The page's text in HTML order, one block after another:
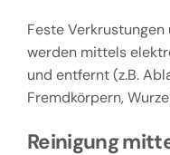
Feste
werden mittels
und entfernt (z.B.
Fremdkörpern,
Reinigung